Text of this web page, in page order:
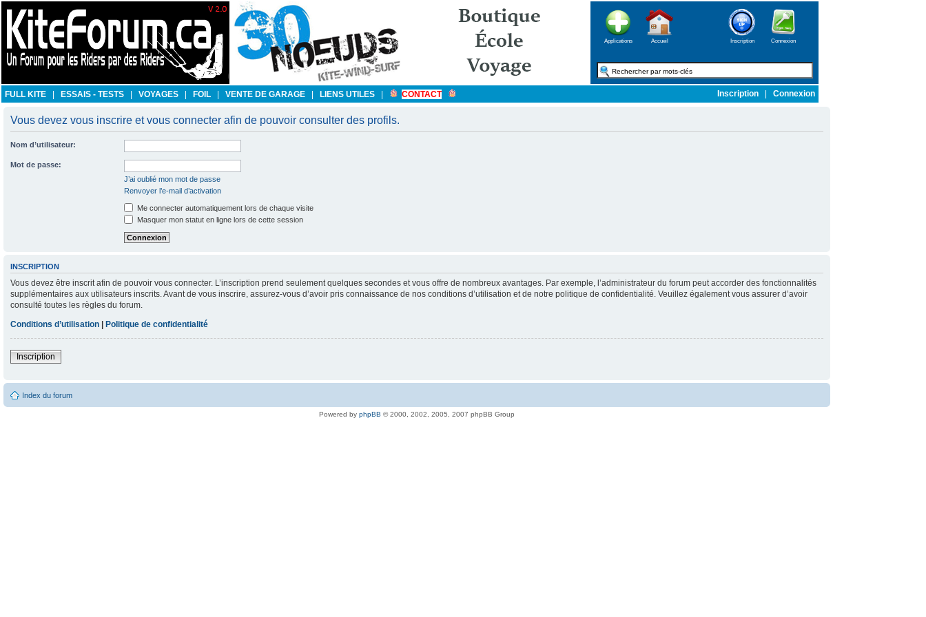
Applications Accueil Inscription Connexion
FULL KITE ESSAIS - TESTS VOYAGES FOIL VENTE DE GARAGE LIENS UTILES CONTACT Inscription Connexion
Vous devez vous inscrire et vous connecter afin de pouvoir consulter des profils.
Nom d’utilisateur:
Mot de passe:
J’ai oublié mon mot de passe
Renvoyer l’e-mail d’activation
Me connecter automatiquement lors de chaque visite
Masquer mon statut en ligne lors de cette session
INSCRIPTION
Vous devez être inscrit afin de pouvoir vous connecter. L’inscription prend seulement quelques secondes et vous offre de nombreux avantages. Par exemple, l’administrateur du forum peut accorder des fonctionnalités
supplémentaires aux utilisateurs inscrits. Avant de vous inscrire, assurez-vous d’avoir pris connaissance de nos conditions d’utilisation et de notre politique de confidentialité. Veuillez également vous assurer d’avoir
consulté toutes les règles du forum.
Conditions d’utilisation | Politique de confidentialité
Inscription
Index du forum
Powered by phpBB © 2000, 2002, 2005, 2007 phpBB Group